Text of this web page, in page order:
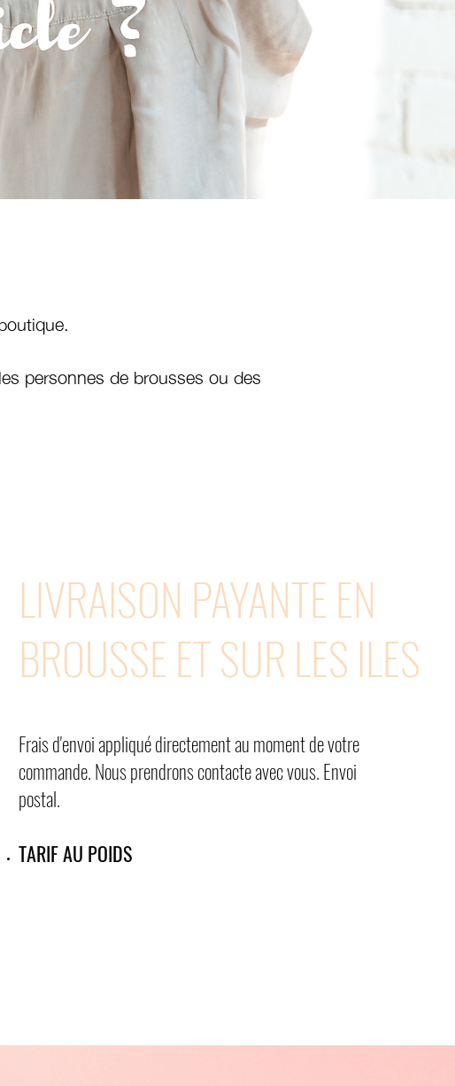
personnes de brousses ou des
LIVRAISON PAYANTE EN
BROUSSE ET SUR LES ILES
Frais d'envoi appliqué directement au moment de votre
commande. Nous prendrons contacte avec vous. Envoi
postal.
TARIF AU POIDS